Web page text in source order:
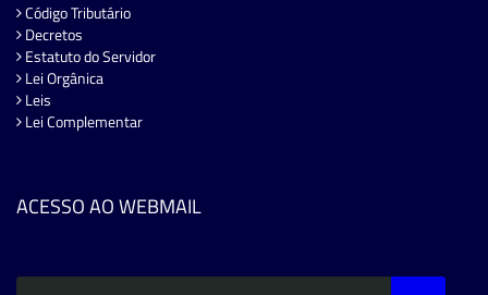
Código Tributário
Decretos
Estatuto do Servidor
Lei Orgânica
Leis
Lei Complementar
ACESSO AO WEBMAIL